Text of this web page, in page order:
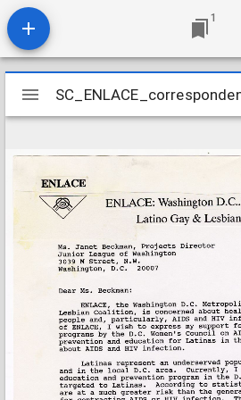
1
Mirador
viewer